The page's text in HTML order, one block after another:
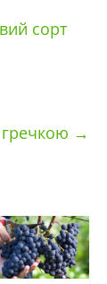
сорт
гречкою →